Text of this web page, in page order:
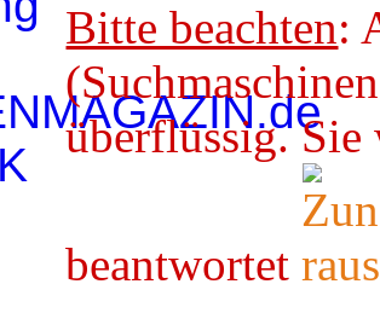
Bitte beachten:
überflüssig.
beantwortet